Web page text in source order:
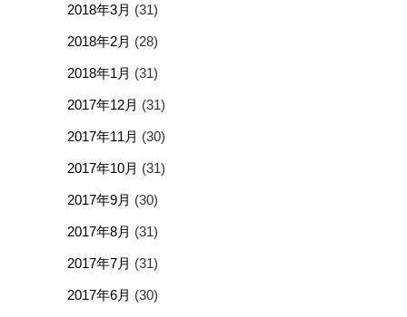
2018年3月 (31)
2018年2月 (28)
2018年1月 (31)
2017年12月 (31)
2017年11月 (30)
2017年10月 (31)
2017年9月 (30)
2017年8月 (31)
2017年7月 (31)
2017年6月 (30)